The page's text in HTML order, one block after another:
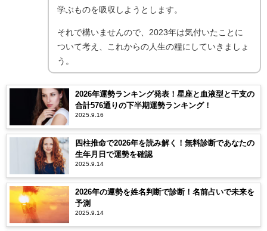
学ぶものを吸収しようとします。
それで構いませんので、2023年は気付いたことに
ついて考え、これからの人生の糧にしていきましょ
う。
2026年運勢ランキング発表！星座と血液型と干支の
合計576通りの下半期運勢ランキング！
2025.9.16
四柱推命で2026年を読み解く！無料診断であなたの
生年月日で運勢を確認
2025.9.14
2026年の運勢を姓名判断で診断！名前占いで未来を
予測
2025.9.14